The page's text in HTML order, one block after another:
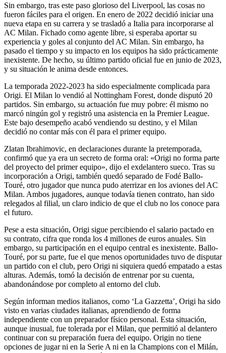
Sin embargo, tras este paso glorioso del Liverpool, las cosas no
fueron fáciles para el origen. En enero de 2022 decidió iniciar una
nueva etapa en su carrera y se trasladó a Italia para incorporarse al
AC Milan. Fichado como agente libre, si esperaba aportar su
experiencia y goles al conjunto del AC Milan. Sin embargo, ha
pasado el tiempo y su impacto en los equipos ha sido prácticamente
inexistente. De hecho, su último partido oficial fue en junio de 2023,
y su situación le anima desde entonces.
La temporada 2022-2023 ha sido especialmente complicada para
Origi. El Milan lo vendió al Nottingham Forest, donde disputó 20
partidos. Sin embargo, su actuación fue muy pobre: ​​él mismo no
marcó ningún gol y registró una asistencia en la Premier League.
Este bajo desempeño acabó vendiendo su destino, y el Milan
decidió no contar más con él para el primer equipo.
Zlatan Ibrahimovic, en declaraciones durante la pretemporada,
confirmó que ya era un secreto de forma oral: «Origi no forma parte
del proyecto del primer equipo», dijo el exdelantero sueco. Tras su
incorporación a Origi, también quedó separado de Fodé Ballo-
Touré, otro jugador que nunca pudo aterrizar en los aviones del AC
Milan. Ambos jugadores, aunque todavía tienen contrato, han sido
relegados al filial, un claro indicio de que el club no los conoce para
el futuro.
Pese a esta situación, Origi sigue percibiendo el salario pactado en
su contrato, cifra que ronda los 4 millones de euros anuales. Sin
embargo, su participación en el equipo central es inexistente. Ballo-
Touré, por su parte, fue el que menos oportunidades tuvo de disputar
un partido con el club, pero Origi ni siquiera quedó empatado a estas
alturas. Además, tomó la decisión de entrenar por su cuenta,
abandonándose por completo al entorno del club.
Según informan medios italianos, como ‘La Gazzetta’, Origi ha sido
visto en varias ciudades italianas, aprendiendo de forma
independiente con un preparador físico personal. Esta situación,
aunque inusual, fue tolerada por el Milan, que permitió al delantero
continuar con su preparación fuera del equipo. Origin no tiene
opciones de jugar ni en la Serie A ni en la Champions con el Milán,